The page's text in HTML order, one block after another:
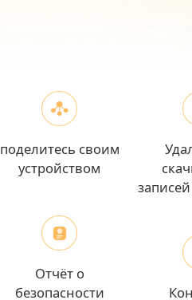
поделитесь своим
устройством
Отчёт о
безопасности